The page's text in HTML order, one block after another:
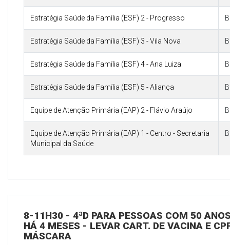
Estratégia Saúde da Família (ESF) 2 - Progresso
Estratégia Saúde da Família (ESF) 3 - Vila Nova
Estratégia Saúde da Família (ESF) 4 - Ana Luiza
Estratégia Saúde da Família (ESF) 5 - Aliança
Equipe de Atenção Primária (EAP) 2 - Flávio Araújo
Equipe de Atenção Primária (EAP) 1 - Centro - Secretaria
Municipal da Saúde
8-11H30 - 4ªD PARA PESSOAS COM 50
HÁ 4 MESES - LEVAR CART. DE VACINA E
MÁSCARA